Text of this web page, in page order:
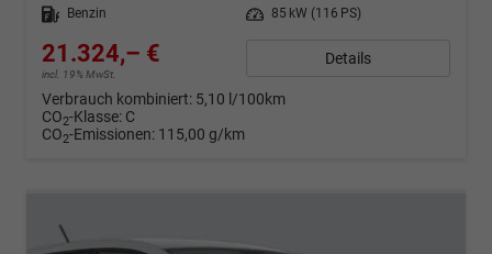
Kraftstoff
Benzin Leistung 85 kW (116 PS)
21.324,– €
incl. 19% MwSt.
Details
Verbrauch kombiniert: 5,10 l/100km
CO2-Klasse: C
CO2-Emissionen: 115,00 g/km